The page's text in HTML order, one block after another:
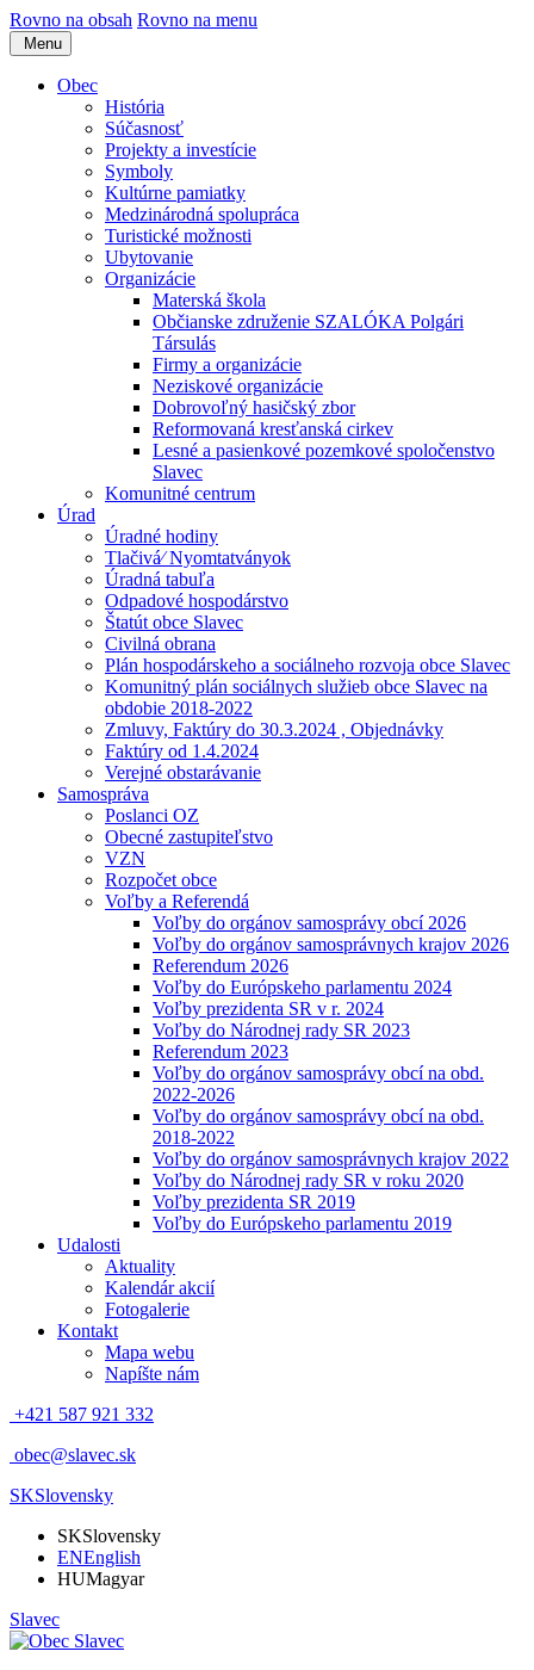
Rovno na obsah Rovno na menu
Menu
Obec
História
Súčasnosť
Projekty a investície
Symboly
Kultúrne pamiatky
Medzinárodná spolupráca
Turistické možnosti
Ubytovanie
Organizácie
Materská škola
Občianske združenie SZALÓKA Polgári
Társulás
Firmy a organizácie
Neziskové organizácie
Dobrovoľný hasičský zbor
Reformovaná kresťanská cirkev
Lesné a pasienkové pozemkové spoločenstvo
Slavec
Komunitné centrum
Úrad
Úradné hodiny
Tlačivá⁄ Nyomtatványok
Úradná tabuľa
Odpadové hospodárstvo
Štatút obce Slavec
Civilná obrana
Plán hospodárskeho a sociálneho rozvoja obce Slavec
Komunitný plán sociálnych služieb obce Slavec na
obdobie 2018-2022
Zmluvy, Faktúry do 30.3.2024 , Objednávky
Faktúry od 1.4.2024
Verejné obstarávanie
Samospráva
Poslanci OZ
Obecné zastupiteľstvo
VZN
Rozpočet obce
Voľby a Referendá
Voľby do orgánov samosprávy obcí 2026
Voľby do orgánov samosprávnych krajov 2026
Referendum 2026
Voľby do Európskeho parlamentu 2024
Voľby prezidenta SR v r. 2024
Voľby do Národnej rady SR 2023
Referendum 2023
Voľby do orgánov samosprávy obcí na obd.
2022-2026
Voľby do orgánov samosprávy obcí na obd.
2018-2022
Voľby do orgánov samosprávnych krajov 2022
Voľby do Národnej rady SR v roku 2020
Voľby prezidenta SR 2019
Voľby do Európskeho parlamentu 2019
Udalosti
Aktuality
Kalendár akcií
Fotogalerie
Kontakt
Mapa webu
Napíšte nám
+421 587 921 332
obec@slavec.sk
SKSlovensky
SKSlovensky
ENEnglish
HUMagyar
Slavec